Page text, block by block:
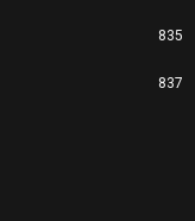
835
837